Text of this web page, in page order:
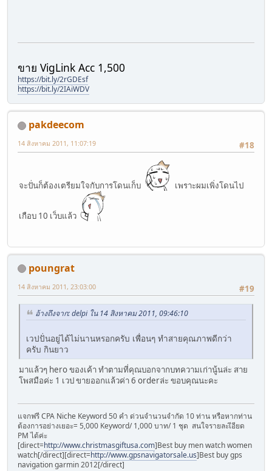
ขาย VigLink Acc 1,500
https://bit.ly/2rGDEsf
https://bit.ly/2IAiWDV
pakdeecom
#18
14 สิงหาคม 2011, 11:07:19
จะปั่นก็ต้องเตรียมใจกับการโดนเก็บ เพราะผมเพิ่งโดนไป
เกือบ 10 เว็บแล้ว
poungrat
#19
14 สิงหาคม 2011, 23:03:00
อ้างถึงจาก: delpi ใน 14 สิงหาคม 2011, 09:46:10
เวปปั่นอยู่ได้ไม่นานหรอกครับ เพื่อนๆ ทำสายคุณภาพดีกว่า
ครับ กินยาว
มาแล้วๆ hero ของเค้า ทำตามที่คุณบอกจากบทความเก่านู้นล่ะ สาย
โพสมือค่ะ 1 เวป ขายออกแล้วค่า 6 orderล่ะ ขอบคุณนะคะ
แจกฟรี CPA Niche Keyword 50 คำ ด่วนจำนวนจำกัด 10 ท่าน หรือหากท่าน
ต้องการอย่างเยอะ= 5,000 Keyword/ 1,000 บาท/ 1 ชุด สนใจรายละเีอียด
PM ได้ค่ะ
[direct=http://www.christmasgiftusa.com]Best buy men watch women
watch[/direct][direct=http://www.gpsnavigatorsale.us]Best buy gps
navigation garmin 2012[/direct]